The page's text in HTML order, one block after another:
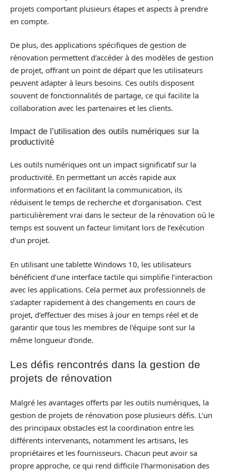
projets comportant plusieurs étapes et aspects à prendre
en compte.
De plus, des applications spécifiques de gestion de
rénovation permettent d’accéder à des modèles de gestion
de projet, offrant un point de départ que les utilisateurs
peuvent adapter à leurs besoins. Ces outils disposent
souvent de fonctionnalités de partage, ce qui facilite la
collaboration avec les partenaires et les clients.
Impact de l’utilisation des outils numériques sur la
productivité
Les outils numériques ont un impact significatif sur la
productivité. En permettant un accès rapide aux
informations et en facilitant la communication, ils
réduisent le temps de recherche et d’organisation. C’est
particulièrement vrai dans le secteur de la rénovation où le
temps est souvent un facteur limitant lors de l’exécution
d’un projet.
En utilisant une tablette Windows 10, les utilisateurs
bénéficient d’une interface tactile qui simplifie l’interaction
avec les applications. Cela permet aux professionnels de
s’adapter rapidement à des changements en cours de
projet, d’effectuer des mises à jour en temps réel et de
garantir que tous les membres de l’équipe sont sur la
même longueur d’onde.
Les défis rencontrés dans la gestion de
projets de rénovation
Malgré les avantages offerts par les outils numériques, la
gestion de projets de rénovation pose plusieurs défis. L’un
des principaux obstacles est la coordination entre les
différents intervenants, notamment les artisans, les
propriétaires et les fournisseurs. Chacun peut avoir sa
propre approche, ce qui rend difficile l’harmonisation des